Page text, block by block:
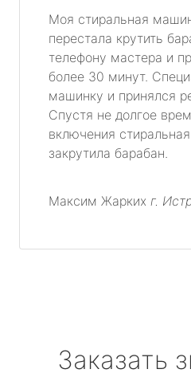
Моя стиральная
перестала крутить
телефону мастера и
более 30 минут.
машинку и принялся
Спустя не долгое
включения
закрутила барабан.
Максим Жарких г.
Заказать